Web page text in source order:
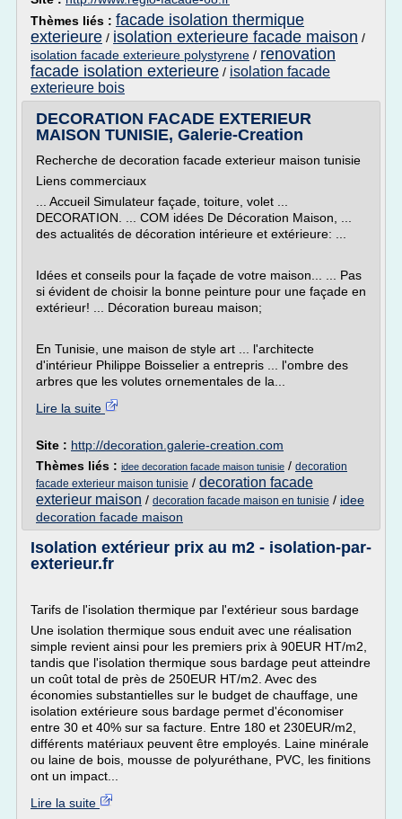
Thèmes liés : facade isolation thermique
exterieure / isolation exterieure facade maison /
isolation facade exterieure polystyrene / renovation
facade isolation exterieure / isolation facade
exterieure bois
DECORATION FACADE EXTERIEUR
MAISON TUNISIE, Galerie-Creation
Recherche de decoration facade exterieur maison tunisie
Liens commerciaux
... Accueil Simulateur façade, toiture, volet ...
DECORATION. ... COM idées De Décoration Maison, ...
des actualités de décoration intérieure et extérieure: ...
Idées et conseils pour la façade de votre maison... ... Pas
si évident de choisir la bonne peinture pour une façade en
extérieur! ... Décoration bureau maison;
En Tunisie, une maison de style art ... l'architecte
d'intérieur Philippe Boisselier a entrepris ... l'ombre des
arbres que les volutes ornementales de la...
Lire la suite
Site : http://decoration.galerie-creation.com
Thèmes liés : idee decoration facade maison tunisie / decoration
facade exterieur maison tunisie / decoration facade
exterieur maison / decoration facade maison en tunisie / idee
decoration facade maison
Isolation extérieur prix au m2 - isolation-par-
exterieur.fr
Tarifs de l'isolation thermique par l'extérieur sous bardage
Une isolation thermique sous enduit avec une réalisation
simple revient ainsi pour les premiers prix à 90EUR HT/m2,
tandis que l'isolation thermique sous bardage peut atteindre
un coût total de près de 250EUR HT/m2. Avec des
économies substantielles sur le budget de chauffage, une
isolation extérieure sous bardage permet d'économiser
entre 30 et 40% sur sa facture. Entre 180 et 230EUR/m2,
différents matériaux peuvent être employés. Laine minérale
ou laine de bois, mousse de polyuréthane, PVC, les finitions
ont un impact...
Lire la suite